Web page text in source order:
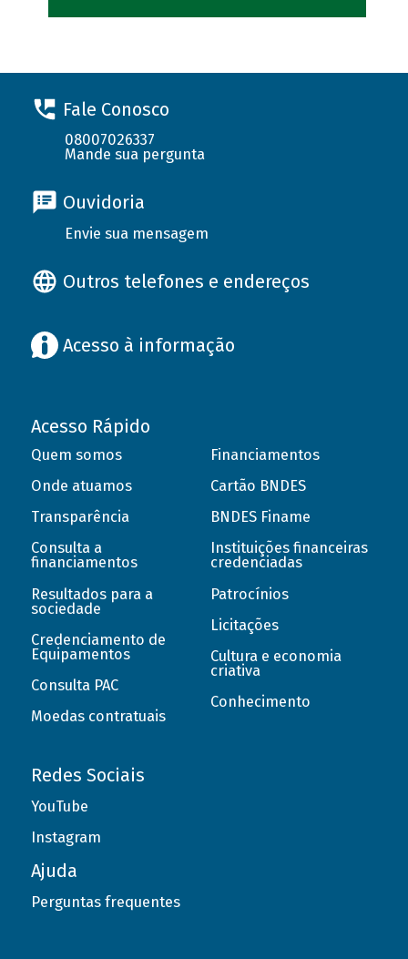
Fale Conosco
08007026337
Mande sua pergunta
Ouvidoria
Envie sua mensagem
Outros telefones e endereços
Acesso à informação
Acesso Rápido
Quem somos
Onde atuamos
Transparência
Consulta a
financiamentos
Resultados para a
sociedade
Credenciamento de
Equipamentos
Consulta PAC
Moedas contratuais
Financiamentos
Cartão BNDES
BNDES Finame
Instituições financeiras
credenciadas
Patrocínios
Licitações
Cultura e economia
criativa
Conhecimento
Redes Sociais
YouTube
Instagram
Ajuda
Perguntas frequentes